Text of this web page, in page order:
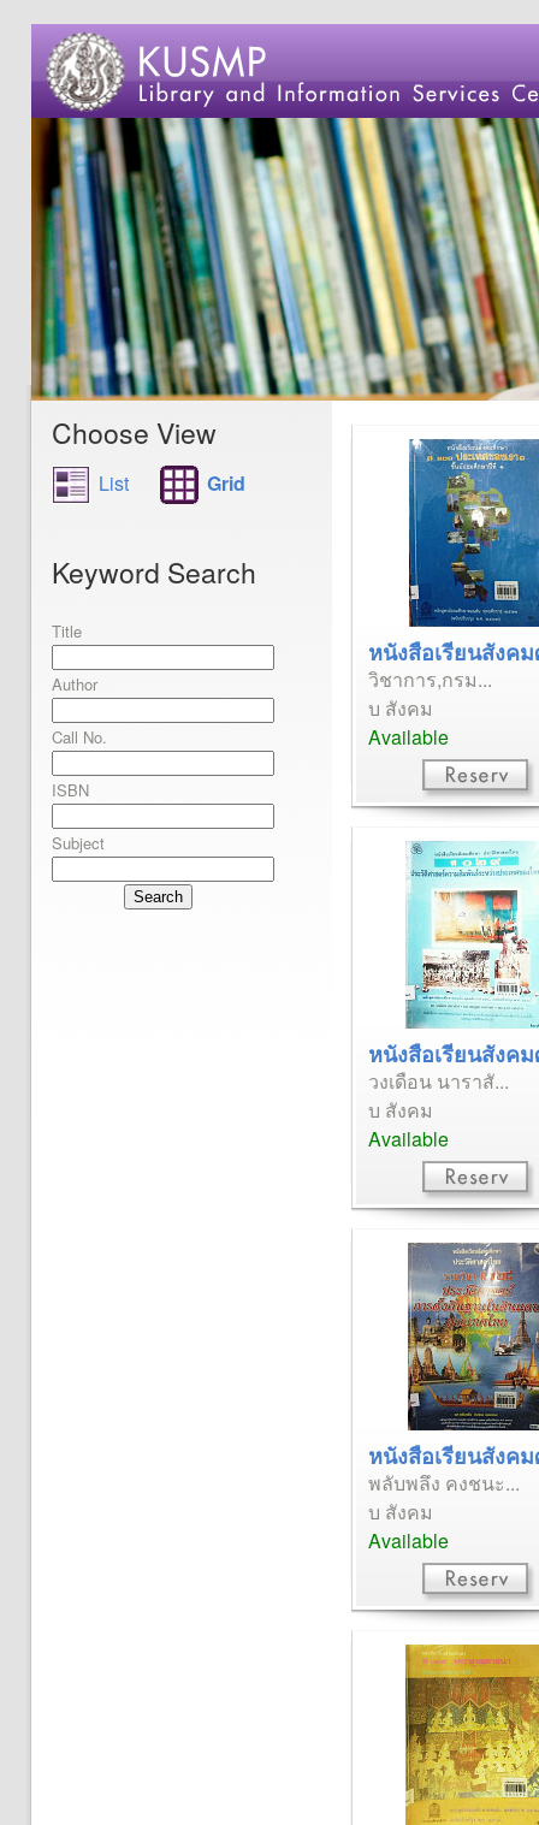
Choose View
List Grid
Keyword Search
Title
Author
Call No.
ISBN
Subject
Search
หนังสือเรียนสังค
วิชาการ,กรม...
บ สังคม
Available
หนังสือเรียนสังค
วงเดือน นาราสั...
บ สังคม
Available
หนังสือเรียนสังค
พลับพลึง คงชนะ...
บ สังคม
Available